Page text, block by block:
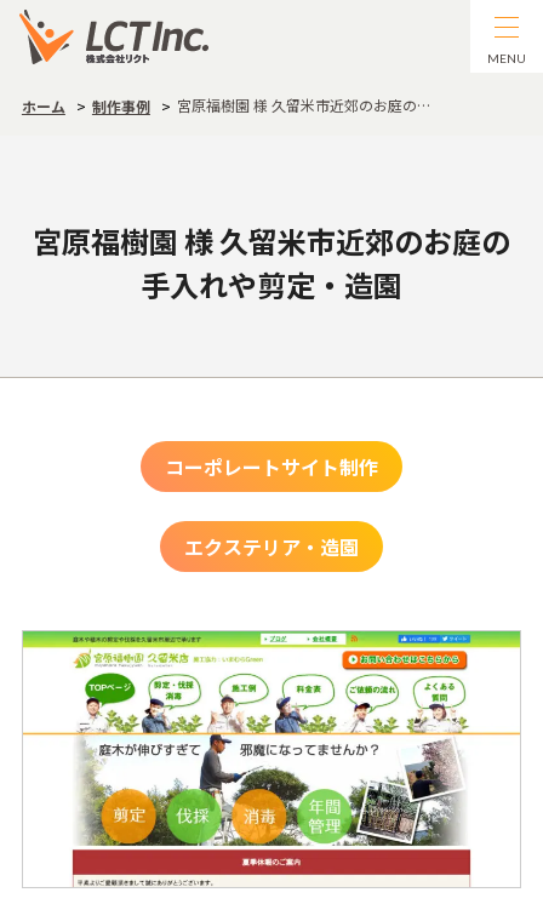
MENU
ホーム 制作事例 宮原福樹園 様 久留米市近郊のお庭の…
宮原福樹園 様 久留米市近郊のお庭の
手入れや剪定・造園
コーポレートサイト制作
エクステリア・造園